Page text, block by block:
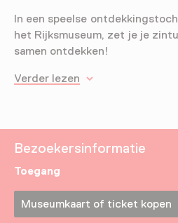
In een speelse
het Rijksmuseum, zet je je
samen ontdekken!
Verder lezen
Bezoekersinformatie
Toegang
Museumkaart of ticket kopen